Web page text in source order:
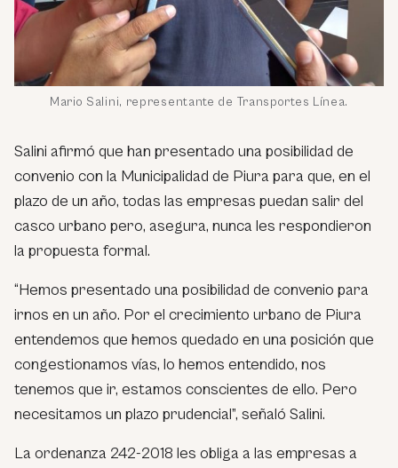
Mario Salini, representante de Transportes Línea.
Salini afirmó que han presentado una posibilidad de
convenio con la Municipalidad de Piura para que, en el
plazo de un año, todas las empresas puedan salir del
casco urbano pero, asegura, nunca les respondieron
la propuesta formal.
“Hemos presentado una posibilidad de convenio para
irnos en un año. Por el crecimiento urbano de Piura
entendemos que hemos quedado en una posición que
congestionamos vías, lo hemos entendido, nos
tenemos que ir, estamos conscientes de ello. Pero
necesitamos un plazo prudencial”, señaló Salini.
La ordenanza 242-2018 les obliga a las empresas a